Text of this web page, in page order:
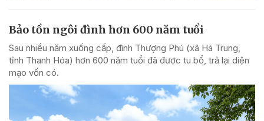
Bảo tồn ngôi đình hơn 600 năm tuổi
Sau nhiều năm xuống cấp, đình Thượng Phú (xã Hà Trung,
tỉnh Thanh Hóa) hơn 600 năm tuổi đã được tu bổ, trả lại diện
mạo vốn có.